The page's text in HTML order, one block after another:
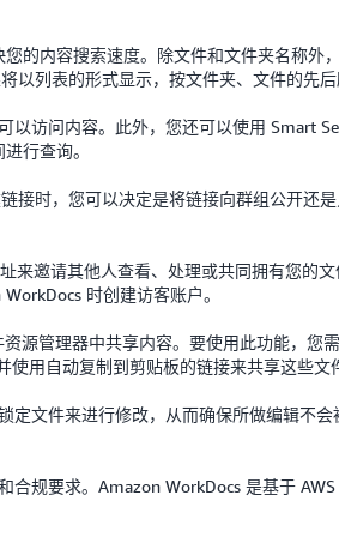
的内容搜索速度。除文件和文件夹名称外
列表的形式显示，按文件夹、文件的先后
访问内容。此外，您还可以使用 Smart
行查询。
时，您可以决定是将链接向群组公开还
邀请其他人查看、处理或共同拥有您的
时创建访客账户。
源管理器中共享内容。要使用此功能，您
用自动复制到剪贴板的链接来共享这些文
文件来进行修改，从而确保所做编辑不
规要求。Amazon WorkDocs 是基于